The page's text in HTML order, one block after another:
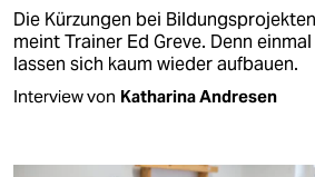
Die Kürzungen bei
meint Trainer Ed Greve. Denn
lassen sich kaum wieder aufbauen.
Interview von Katharina Andresen